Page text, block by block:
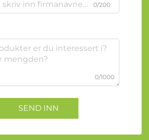
0/200
0/1000
SEND INN